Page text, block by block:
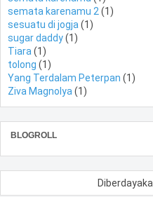
semata karenamu 2 (1)
sesuatu di jogja (1)
sugar daddy(1)
Tiara (1)
tolong (1)
Yang Terdalam Peterpan (1)
Ziva Magnolya (1)
BLOGROLL